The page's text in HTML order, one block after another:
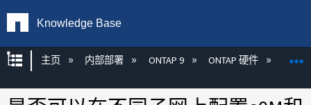
Knowledge Base
扩展/隐缩全局层次
主页 内部部署 ONTAP 9 ONTAP 硬件